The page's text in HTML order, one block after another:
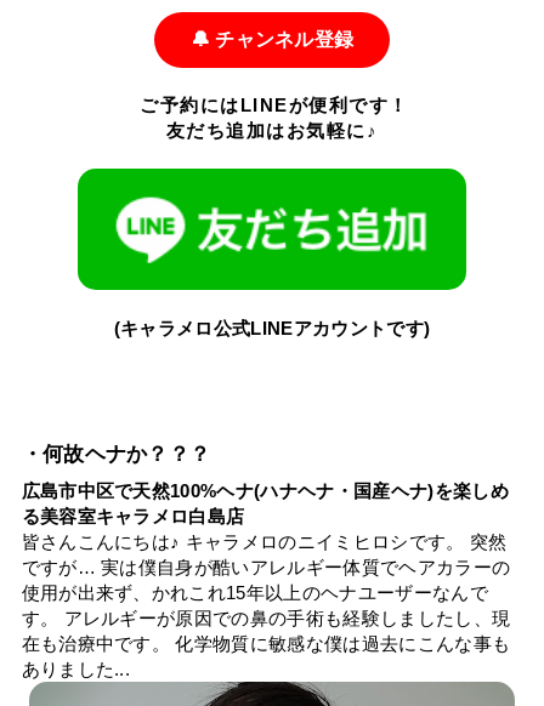
🔔 チャンネル登録
ご予約にはLINEが便利です！
友だち追加はお気軽に♪
(キャラメロ公式LINEアカウントです)
・何故ヘナか？？？
広島市中区で天然100%ヘナ(ハナヘナ・国産ヘナ)を楽しめ
る美容室キャラメロ白島店
皆さんこんにちは♪ キャラメロのニイミヒロシです。 突然
ですが… 実は僕自身が酷いアレルギー体質でヘアカラーの
使用が出来ず、かれこれ15年以上のヘナユーザーなんで
す。 アレルギーが原因での鼻の手術も経験しましたし、現
在も治療中です。 化学物質に敏感な僕は過去にこんな事も
ありました...